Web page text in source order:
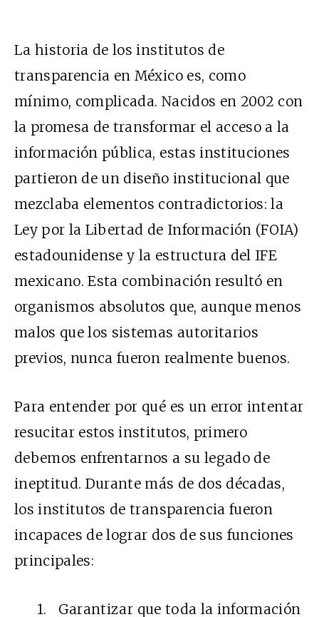
La historia de los institutos de
transparencia en México es, como
mínimo, complicada. Nacidos en 2002 con
la promesa de transformar el acceso a la
información pública, estas instituciones
partieron de un diseño institucional que
mezclaba elementos contradictorios: la
Ley por la Libertad de Información (FOIA)
estadounidense y la estructura del IFE
mexicano. Esta combinación resultó en
organismos absolutos que, aunque menos
malos que los sistemas autoritarios
previos, nunca fueron realmente buenos.
Para entender por qué es un error intentar
resucitar estos institutos, primero
debemos enfrentarnos a su legado de
ineptitud. Durante más de dos décadas,
los institutos de transparencia fueron
incapaces de lograr dos de sus funciones
principales:
1. Garantizar que toda la información